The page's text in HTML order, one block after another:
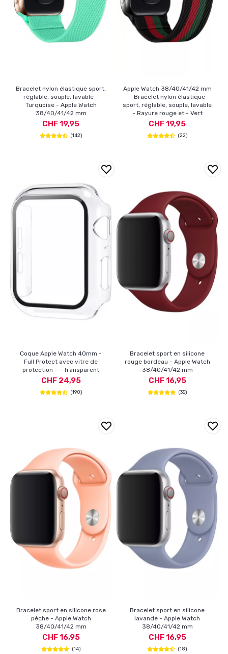
Bracelet nylon élastique sport,
réglable, souple, lavable -
Turquoise - Apple Watch
38/40/41/42 mm
CHF 19,95
(142)
Apple Watch 38/40/41/42 mm
- Bracelet nylon élastique
sport, réglable, souple, lavable
- Rayure rouge et - Vert
CHF 19,95
(22)
Coque Apple Watch 40mm -
Full Protect avec vitre de
protection - - Transparent
CHF 24,95
(190)
Bracelet sport en silicone
rouge bordeau - Apple Watch
38/40/41/42 mm
CHF 16,95
(35)
Bracelet sport en silicone rose
pêche - Apple Watch
38/40/41/42 mm
CHF 16,95
(14)
Bracelet sport en silicone
lavande - Apple Watch
38/40/41/42 mm
CHF 16,95
(18)